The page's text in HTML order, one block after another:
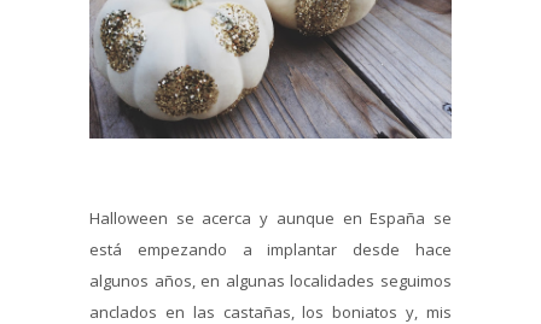
Halloween se acerca y aunque en España se
está empezando a implantar desde hace
algunos años, en algunas localidades seguimos
anclados en las castañas, los boniatos y, mis